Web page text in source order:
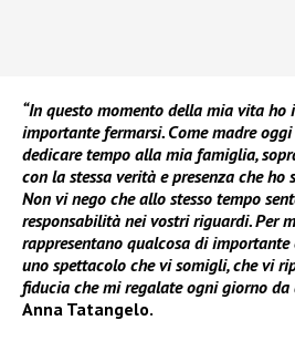
“In questo momento della mia vita
importante fermarsi. Come madre
dedicare tempo alla mia famiglia,
con la stessa verità e presenza che ho
Non vi nego che allo stesso tempo
responsabilità nei vostri riguardi. Per
rappresentano qualcosa di importante
uno spettacolo che vi somigli, che vi
fiducia che mi regalate ogni giorno da
Anna Tatangelo.